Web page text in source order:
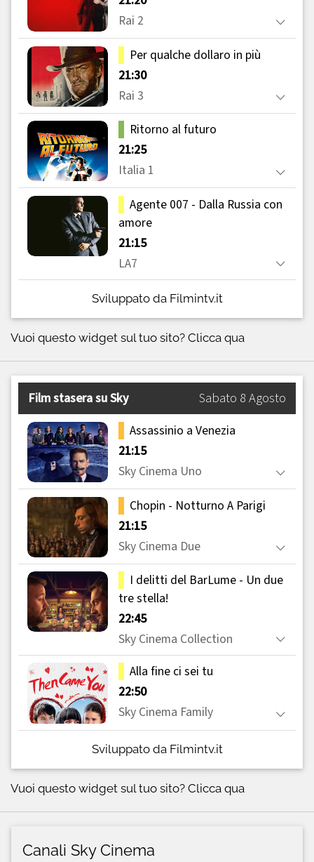
Sviluppato da Filmintv.it
Vuoi questo widget sul tuo sito? Clicca qua
Sviluppato da Filmintv.it
Vuoi questo widget sul tuo sito? Clicca qua
Canali Sky Cinema